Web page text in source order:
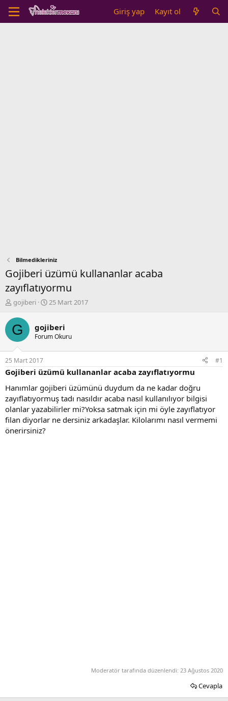
Giriş yap Kayıt ol
Bilmedikleriniz
Gojiberi üzümü kullananlar acaba
zayıflatıyormu
K
n
b
y
u
b
a
l
a
t
a
n
gojiberi
B
l
a
ı
ç
t
a
r
i
h
25 Mart 2017
G gojiberi
Forum Okuru
25 Mart 2017 #1
Gojiberi üzümü kullananlar acaba zayıflatıyormu
Hanımlar gojiberi üzümünü duydum da ne kadar doğru
zayıflatıyormuş tadı nasıldır acaba nasıl kullanılıyor bilgisi
olanlar yazabilirler mi?Yoksa satmak için mi öyle zayıflatıyor
filan diyorlar ne dersiniz arkadaşlar. Kilolarımı nasıl vermemi
önerirsiniz?
Moderatör tarafında düzenlendi: 23 Ağustos 2020
Cevapla